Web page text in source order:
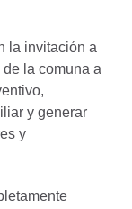
la invitación a
la comuna a
y generar
y